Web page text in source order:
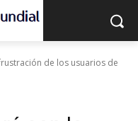
de los usuarios de